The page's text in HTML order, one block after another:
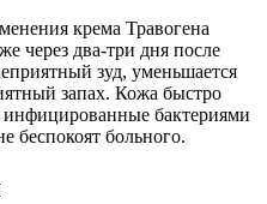
крема Травогена
через два-три дня после
зуд, уменьшается
запах. Кожа быстро
инфицированные бактериями
беспокоят больного.